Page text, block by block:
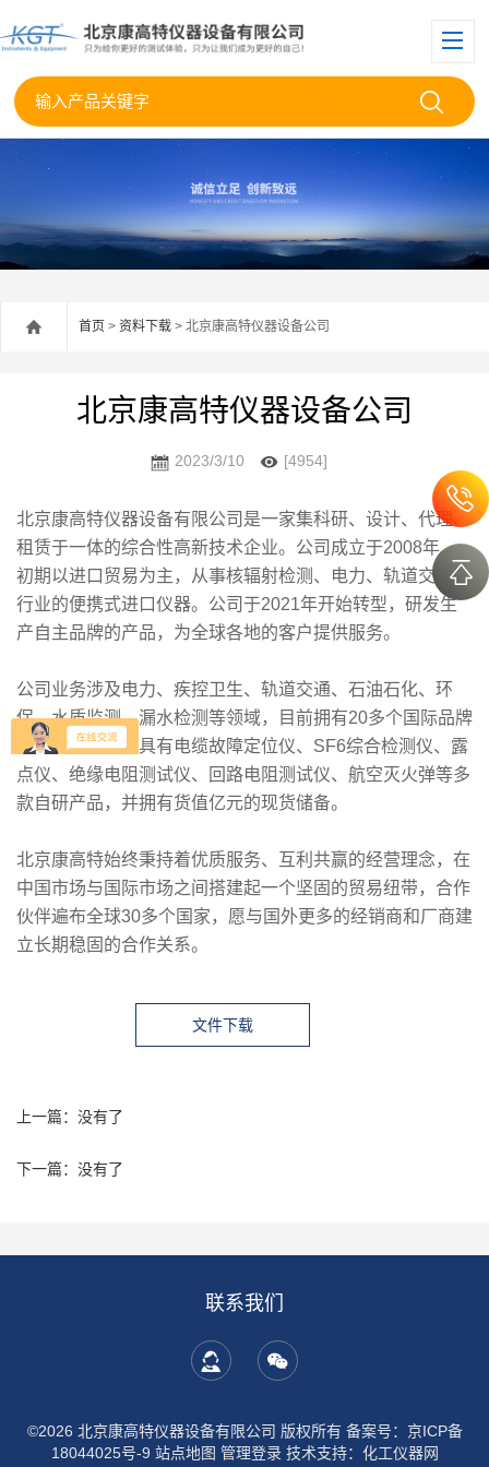
首页 > 资料下载 > 北京康高特仪器设备公司
北京康高特仪器设备公司
2023/3/10 [4954]
北京康高特仪器设备有限公司是一家集科研、设计、代理、
租赁于一体的综合性高新技术企业。公司成立于2008年，
初期以进口贸易为主，从事核辐射检测、电力、轨道交通等
行业的便携式进口仪器。公司于2021年开始转型，研发生
产自主品牌的产品，为全球各地的客户提供服务。
公司业务涉及电力、疾控卫生、轨道交通、石油石化、环
保、水质监测、漏水检测等领域，目前拥有20多个国际品牌
在华的代理权，具有电缆故障定位仪、SF6综合检测仪、露
点仪、绝缘电阻测试仪、回路电阻测试仪、航空灭火弹等多
款自研产品，并拥有货值亿元的现货储备。
北京康高特始终秉持着优质服务、互利共赢的经营理念，在
中国市场与国际市场之间搭建起一个坚固的贸易纽带，合作
伙伴遍布全球30多个国家，愿与国外更多的经销商和厂商建
立长期稳固的合作关系。
文件下载
上一篇：没有了
下一篇：没有了
联系我们
©2026 北京康高特仪器设备有限公司 版权所有 备案号：京ICP备
18044025号-9 站点地图 管理登录技术支持： 化工仪器网